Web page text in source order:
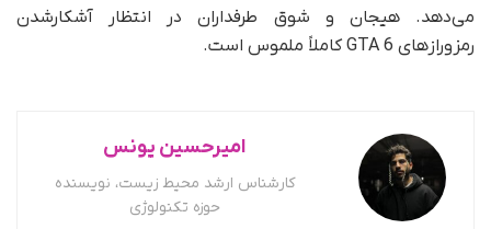
می‌دهد. هیجان و شوق طرفداران در انتظار آشکار‌شدن
رمز‌و‌رازهای GTA 6 کاملاً ملموس است.
امیرحسین یونس
کارشناس ارشد محیط زیست، نویسنده
حوزه تکنولوژی